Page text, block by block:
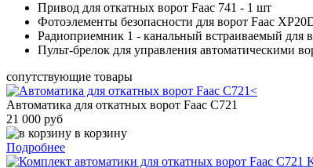
Привод для откатных ворот Faac 741 - 1 шт
Фотоэлементы безопасности для ворот Faac
Радиоприемник 1 - канальный встраиваемый для
Пульт-брелок для управления автоматическими
сопутствующие товары
Автоматика для откатных ворот Faac C721
21 000 руб
в корзину
Подробнее